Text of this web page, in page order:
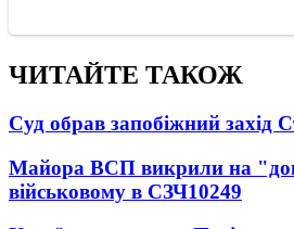
ЧИТАЙТЕ ТАКОЖ
Суд обрав запобіжний захід
Майора ВСП викрили на
військовому в СЗЧ10249